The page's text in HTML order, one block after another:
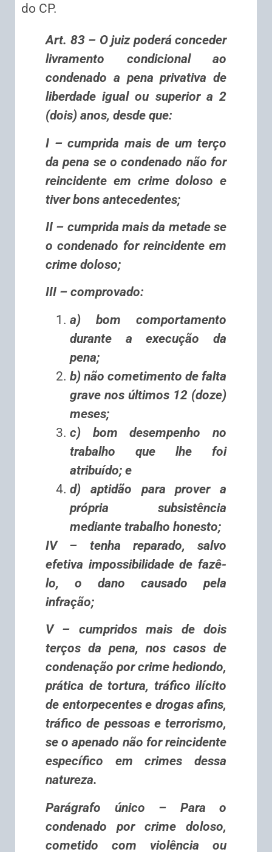
do CP.
Art. 83 – O juiz poderá conceder
livramento condicional ao
condenado a pena privativa de
liberdade igual ou superior a 2
(dois) anos, desde que:
I – cumprida mais de um terço
da pena se o condenado não for
reincidente em crime doloso e
tiver bons antecedentes;
II – cumprida mais da metade se
o condenado for reincidente em
crime doloso;
III – comprovado:
a) bom comportamento
durante a execução da
pena;
b) não cometimento de falta
grave nos últimos 12 (doze)
meses;
c) bom desempenho no
trabalho que lhe foi
atribuído; e
d) aptidão para prover a
própria subsistência
mediante trabalho honesto;
IV – tenha reparado, salvo
efetiva impossibilidade de fazê-
lo, o dano causado pela
infração;
V – cumpridos mais de dois
terços da pena, nos casos de
condenação por crime hediondo,
prática de tortura, tráfico ilícito
de entorpecentes e drogas afins,
tráfico de pessoas e terrorismo,
se o apenado não for reincidente
específico em crimes dessa
natureza.
Parágrafo único – Para o
condenado por crime doloso,
cometido com violência ou